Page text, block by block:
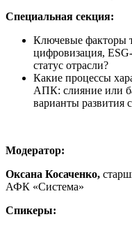
Специальная секция:
Ключевые факторы
цифровизация,
статус отрасли?
Какие процессы
АПК: слияние или
варианты развития
Модератор:
Оксана Косаченко,
АФК «Система»
Спикеры: